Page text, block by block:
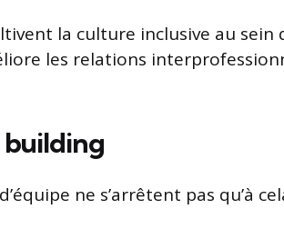
la culture inclusive au sein
les relations
building
ne s’arrêtent pas qu’à